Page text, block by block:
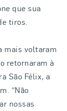
que sua
tiros.
mais voltaram
retornaram à
São Félix, a
“Não
nossas